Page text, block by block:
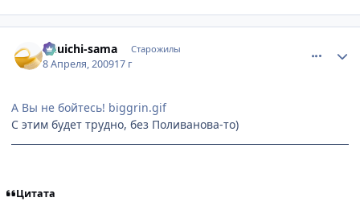
Yuuichi-sama Старожилы
8 Апреля, 200917 г
А Вы не бойтесь! biggrin.gif
С этим будет трудно, без Поливанова-то)
Цитата